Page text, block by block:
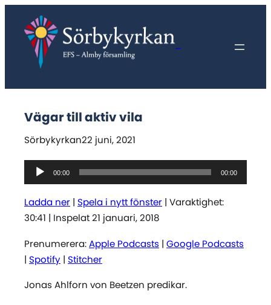
innehåll
Vägar till aktiv vila
Sörbykyrkan22 juni, 2021
Ljudspelare
00:00 00:00
Ladda ner Spela i nytt fönster
Varaktighet:
30:41
Inspelat 21 januari, 2018
Prenumerera: Apple Podcasts
Google Podcasts
Spotify Stitcher
Jonas Ahlforn von Beetzen predikar.